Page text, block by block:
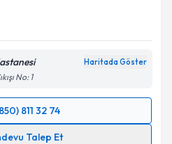
kişisel verilerimin belirtilen
kabul ediyorum.
Talebini Gönder
Haritada Göster
No: 1
811 32 74
Talep Et